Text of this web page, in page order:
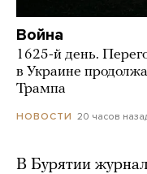
Война
1625-й день.
в Украине
Трампа
НОВОСТИ 20 часов
В Бурятии